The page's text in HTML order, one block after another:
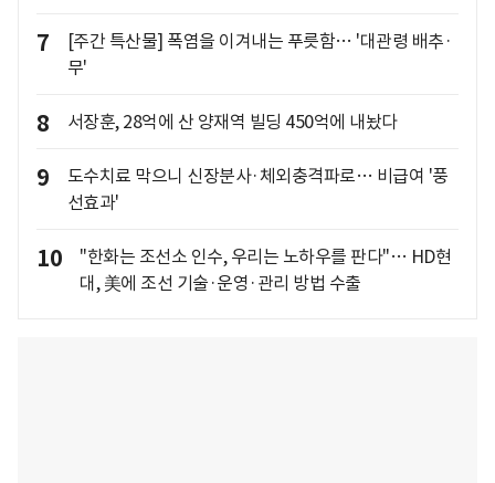
7
[주간 특산물] 폭염을 이겨내는 푸릇함… '대관령 배추·
무'
8 서장훈, 28억에 산 양재역 빌딩 450억에 내놨다
9
도수치료 막으니 신장분사·체외충격파로… 비급여 '풍
선효과'
10
"한화는 조선소 인수, 우리는 노하우를 판다"… HD현
대, 美에 조선 기술·운영·관리 방법 수출